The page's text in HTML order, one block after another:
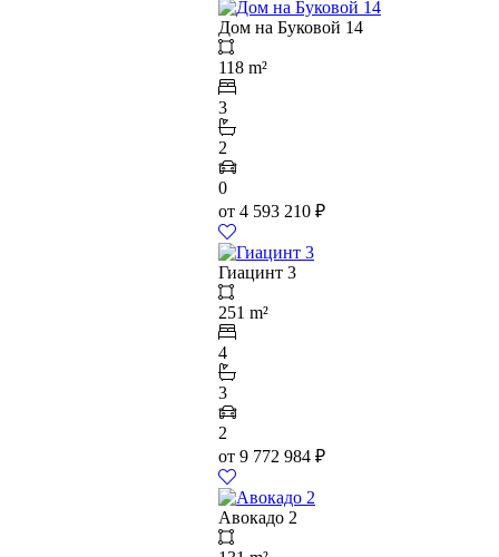
Дом на Буковой 14
118 m²
3
2
0
от 4 593 210 ₽
Гиацинт 3
251 m²
4
3
2
от 9 772 984 ₽
Авокадо 2